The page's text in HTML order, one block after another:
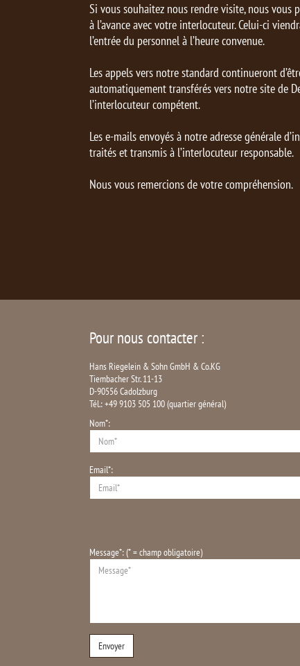
Si vous souhaitez nous rendre visite, nous vous
à l’avance avec votre interlocuteur. Celui-ci
l’entrée du personnel à l’heure convenue.
Les appels vers notre standard continueront
automatiquement transférés vers notre site de
l’interlocuteur compétent.
Les e-mails envoyés à notre adresse générale
traités et transmis à l’interlocuteur responsable.
Nous vous remercions de votre compréhension.
Pour nous contacter :
Hans Riegelein & Sohn GmbH & Co.KG
Tiembacher Str. 11-13
D-90556 Cadolzburg
Tél.: +49 9103 505 100 (quartier général)
Nom*:
Email*:
Message*: (* = champ obligatoire)